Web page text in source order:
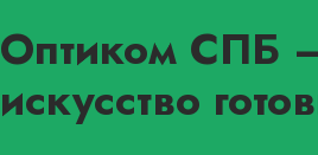
Оптиком СПБ
искусство